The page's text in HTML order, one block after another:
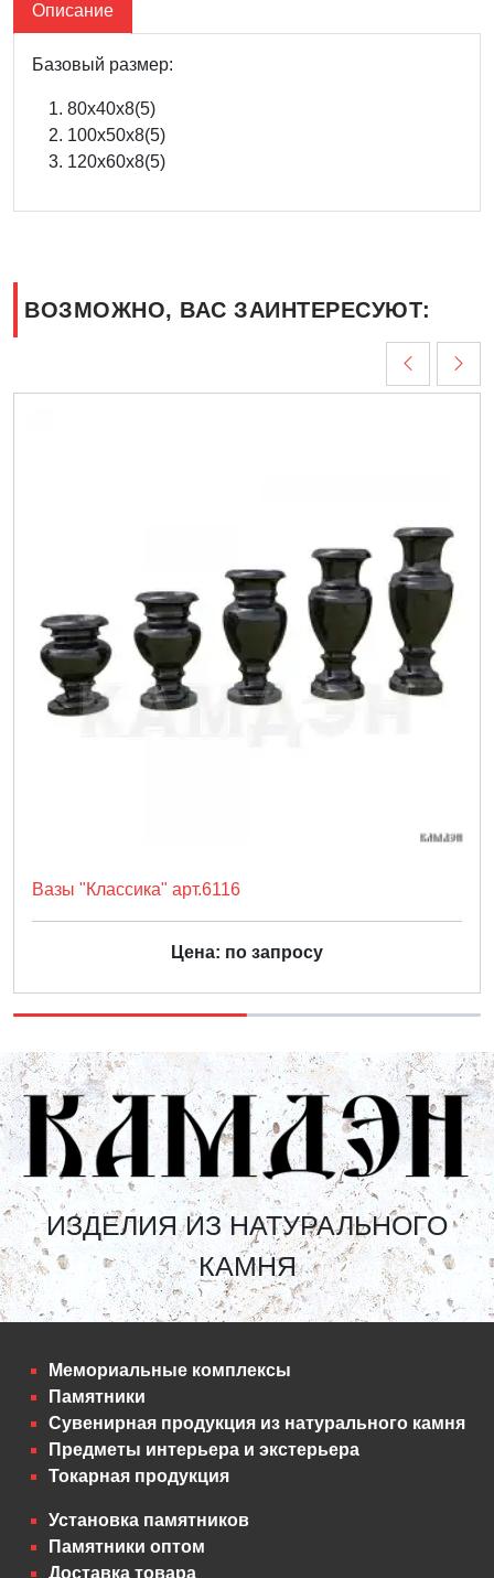
Описание
Базовый размер:
80х40х8(5)
100х50х8(5)
120х60х8(5)
ВОЗМОЖНО, ВАС ЗАИНТЕРЕСУЮТ:
Вазы "Классика" арт.6116
Цена: по запросу
ИЗДЕЛИЯ ИЗ НАТУРАЛЬНОГО
КАМНЯ
Мемориальные комплексы
Памятники
Сувенирная продукция из натурального камня
Предметы интерьера и экстерьера
Токарная продукция
Установка памятников
Памятники оптом
Доставка товара